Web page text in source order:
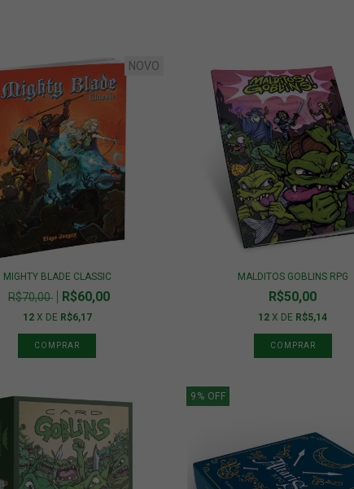
NOVO
MIGHTY BLADE CLASSIC
R$70,00 R$60,00
12 X DE R$6,17
MALDITOS GOBLINS RPG
R$50,00
12 X DE R$5,14
9 % OFF